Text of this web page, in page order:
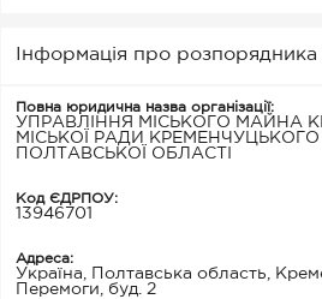
Інформація про розпорядника
Повна юридична назва організації:
УПРАВЛІННЯ МІСЬКОГО МАЙНА
МІСЬКОЇ РАДИ
ПОЛТАВСЬКОЇ ОБЛАСТІ
Код ЄДРПОУ:
13946701
Адреса:
Україна, Полтавська область,
Перемоги, буд. 2